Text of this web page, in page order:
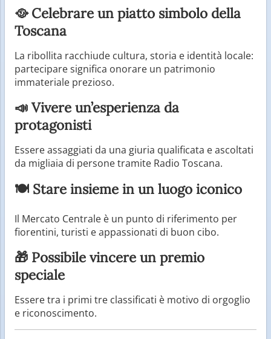
🥘 Celebrare un piatto simbolo della
Toscana
La ribollita racchiude cultura, storia e identità locale:
partecipare significa onorare un patrimonio
immateriale prezioso.
📣 Vivere un’esperienza da
protagonisti
Essere assaggiati da una giuria qualificata e ascoltati
da migliaia di persone tramite Radio Toscana.
🍽 Stare insieme in un luogo iconico
Il Mercato Centrale è un punto di riferimento per
fiorentini, turisti e appassionati di buon cibo.
🎁 Possibile vincere un premio
speciale
Essere tra i primi tre classificati è motivo di orgoglio
e riconoscimento.